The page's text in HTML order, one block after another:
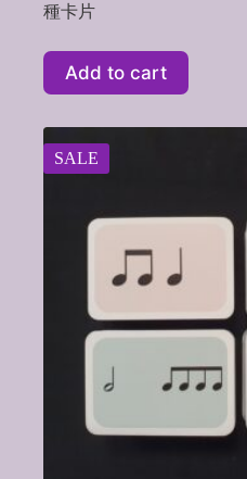
種卡片
Add to cart
SALE